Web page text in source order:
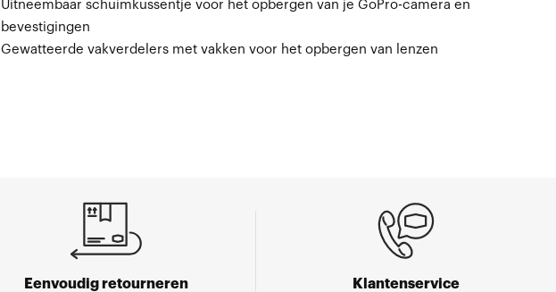
Uitneembaar schuimkussentje voor het opbergen van je GoPro-camera en
bevestigingen
Gewatteerde vakverdelers met vakken voor het opbergen van lenzen
Eenvoudig retourneren Klantenservice